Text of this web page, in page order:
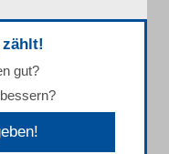
zählt!
gut?